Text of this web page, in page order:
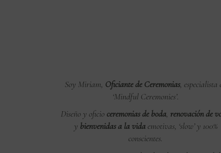
Soy Miriam, Oficiante de Ceremonias, especialista
‘Mindful Ceremonies’.
Diseño y oficio ceremonias de boda, renovación de
y bienvenidas a la vidaemotivas, ‘slow’ y 100%
conscientes.